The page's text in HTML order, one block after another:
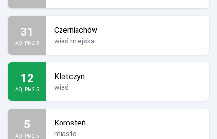
31
AQI PM2.5
Czerniachów
wieś miejska
12
AQI PM2.5
Kletczyn
wieś
5
AQI PM2.5
Korosteń
miasto